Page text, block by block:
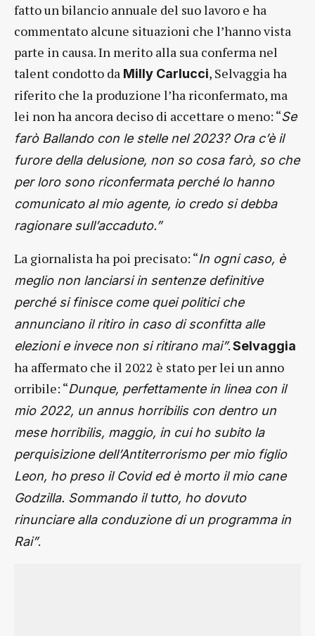
fatto un bilancio annuale del suo lavoro e ha
commentato alcune situazioni che l’hanno vista
parte in causa. In merito alla sua conferma nel
talent condotto da Milly Carlucci, Selvaggia ha
riferito che la produzione l’ha riconfermato, ma
lei non ha ancora deciso di accettare o meno: “Se
farò Ballando con le stelle nel 2023? Ora c’è il
furore della delusione, non so cosa farò, so che
per loro sono riconfermata perché lo hanno
comunicato al mio agente, io credo si debba
ragionare sull’accaduto.”
La giornalista ha poi precisato: “In ogni caso, è
meglio non lanciarsi in sentenze definitive
perché si finisce come quei politici che
annunciano il ritiro in caso di sconfitta alle
elezioni e invece non si ritirano mai”.Selvaggia
ha affermato che il 2022 è stato per lei un anno
orribile: “Dunque, perfettamente in linea con il
mio 2022, un annus horribilis con dentro un
mese horribilis, maggio, in cui ho subito la
perquisizione dell’Antiterrorismo per mio figlio
Leon, ho preso il Covid ed è morto il mio cane
Godzilla. Sommando il tutto, ho dovuto
rinunciare alla conduzione di un programma in
Rai”.